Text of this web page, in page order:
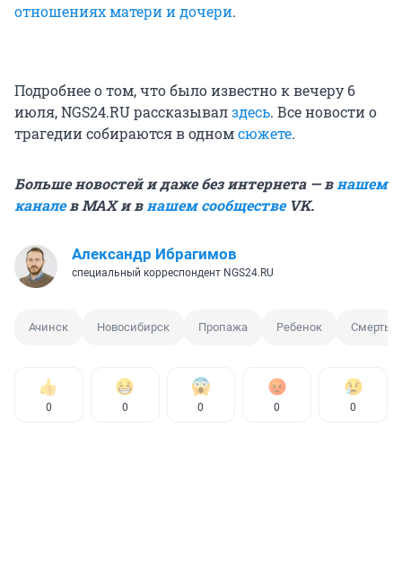
отношениях матери и дочери.
Подробнее о том, что было известно к вечеру 6
июля, NGS24.RU рассказывалздесь. Все новости о
трагедии собираются в одномсюжете.
Больше новостей и даже без интернета — внашем
каналев MAX и внашем сообществеVK.
Александр Ибрагимов
специальный корреспондент NGS24.RU
Ачинск Новосибирск Пропажа Ребенок Смерть
0 0 0 0 0